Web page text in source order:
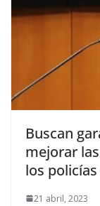
Buscan
mejorar
los policías
21 abril, 2023